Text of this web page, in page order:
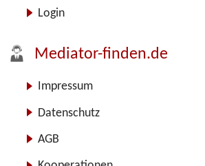
Login
Mediator-finden.de
Impressum
Datenschutz
AGB